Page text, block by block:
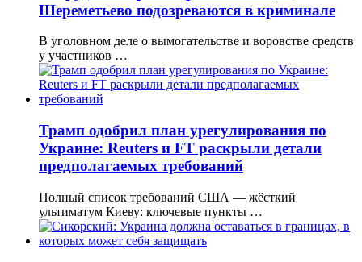
Шереметьево подозреваются в криминале
В уголовном деле о вымогательстве и воровстве средств
у участников …
Трамп одобрил план урегулирования по
Украине: Reuters и FT раскрыли детали
предполагаемых требований
Полный список требований США — жёсткий
ультиматум Киеву: ключевые пункты …